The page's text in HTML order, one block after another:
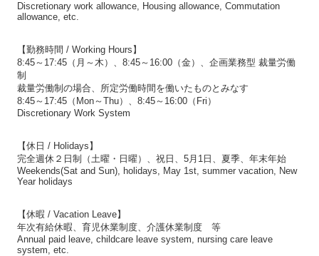
Discretionary work allowance, Housing allowance, Commutation
allowance, etc.
【勤務時間 / Working Hours】
8:45～17:45（月～木）、8:45～16:00（金）、企画業務型 裁量労働
制
裁量労働制の場合、所定労働時間を働いたものとみなす
8:45～17:45（Mon～Thu）、8:45～16:00（Fri）
Discretionary Work System
【休日 / Holidays】
完全週休２日制（土曜・日曜）、祝日、5月1日、夏季、年末年始
Weekends(Sat and Sun), holidays, May 1st, summer vacation, New
Year holidays
【休暇 / Vacation Leave】
年次有給休暇、育児休業制度、介護休業制度 等
Annual paid leave, childcare leave system, nursing care leave
system, etc.